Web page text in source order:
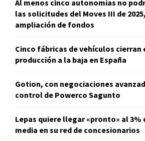
Al menos cinco autonomías no
las solicitudes del Moves III de
ampliación de fondos
Cinco fábricas de vehículos cierran
producción a la baja en España
Gotion, con negociaciones
control de Powerco Sagunto
Lepas quiere llegar «pronto» al
media en su red de concesionarios